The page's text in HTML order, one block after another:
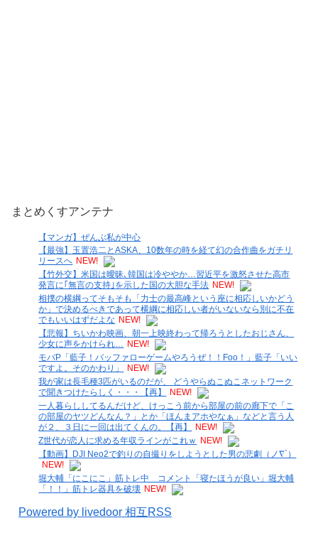
まとめくすアンテナ
【マンガ】ぜんぶ私が中心
【最強】玉置浩二とASKA、10数年の時を経て幻の合作曲をガチリ
リースへ NEW!
【竹外交】米国は曖昧､韓国は冷ややか…習近平を激怒させた高市
発言に｢無言の支持｣を示した国の大胆な手法 NEW!
相撲の横綱ってそもそも「力士の最高峰という座に相応しいかどう
か」で決めるべきであって横綱に相応しい者がいないなら別に不在
でもいいはずだよな NEW!
【悲報】ちいかわ映画、朝一上映終わって帰ろうとしたおじさん、
少女に声をかけられ… NEW!
モバP「藍子！バッファローゲームやろうぜ！！Foo！」藍子「いい
ですよ。そのかわり」
NEW!
我が家は長毛種3匹がいるのだが、 どうやらぬこぬこネットワーク
で聞きつけたらしく・・・【再】
NEW!
一人暮らししてるんだけど、けっこう前から部屋の前の廊下で「こ
の部屋のヤツどんなん？」とか「ほんまアホやなぁ」などと言う人
が２、３日に一回は出てくんの。【再】
NEW!
Z世代が恋人に求める年収ラインがこれｗ NEW!
【動画】DJI Neo2で釣りの自撮りをしようとした男の悲劇（ノ∇`）
NEW!
堀大輔「にこにこ」筋トレ中 コメント「寝たほうが良い」堀大輔
「！！」筋トレ器具を破壊 NEW!
Powered by livedoor 相互RSS